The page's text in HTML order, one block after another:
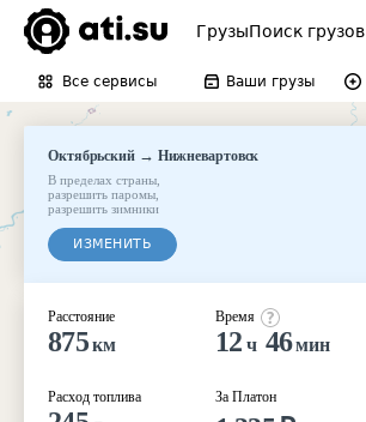
ГрузыПоиск грузов
Все сервисы Ваши грузы
Октябрьский→ Нижневартовск
В пределах страны
разрешить паромы
разрешить зимники
ИЗМЕНИТЬ
Расстояние
875км
Расход топлива
Время
12 ч 46мин
За Платон